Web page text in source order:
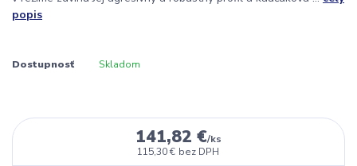
popis
Dostupnosť Skladom
141,82 €/ks
115,30 € bez DPH